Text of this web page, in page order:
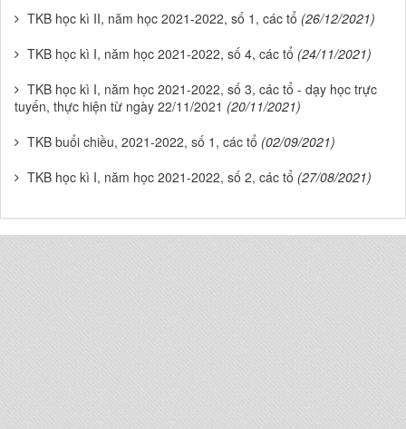
TKB học kì II, năm học 2021-2022, số 1, các tổ (26/12/2021)
TKB học kì I, năm học 2021-2022, số 4, các tổ (24/11/2021)
TKB học kì I, năm học 2021-2022, số 3, các tổ - dạy học trực
tuyến, thực hiện từ ngày 22/11/2021 (20/11/2021)
TKB buổi chiều, 2021-2022, số 1, các tổ (02/09/2021)
TKB học kì I, năm học 2021-2022, số 2, các tổ (27/08/2021)